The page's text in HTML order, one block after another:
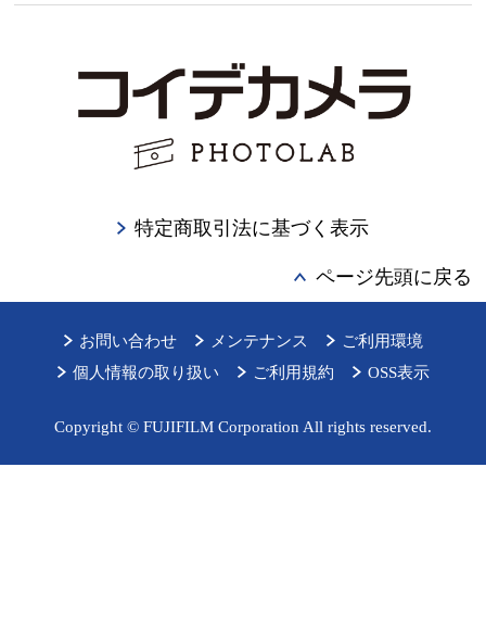
特定商取引法に基づく表示
ページ先頭に戻る
お問い合わせ メンテナンス
ご利用環境
個人情報の取り扱い
ご利用規約 OSS表示
Copyright © FUJIFILM Corporation All rights reserved.